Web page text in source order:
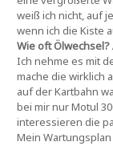
weiß ich nicht, auf
wenn ich die Kiste
Wie oft Ölwechsel?
Ich nehme es mit
mache die wirklich
auf der Kartbahn
bei mir nur Motul
interessieren die
Mein